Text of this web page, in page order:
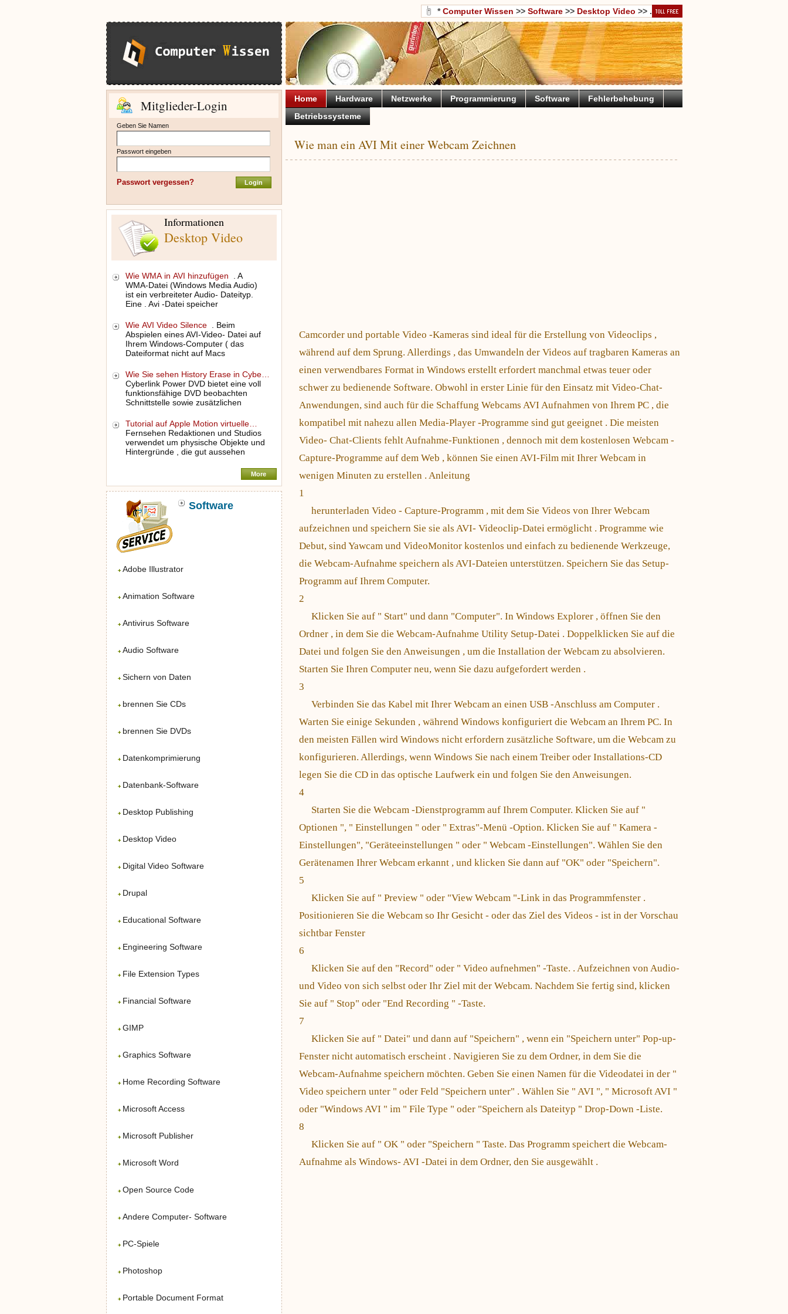
Mitglieder-Login
Geben Sie Namen
Passwort eingeben
Passwort vergessen?
Informationen
Desktop Video
Wie WMA in AVI hinzufügen
. A
WMA-Datei (Windows Media Audio)
ist ein verbreiteter Audio- Dateityp.
Eine . Avi -Datei speicher
Wie AVI Video Silence
. Beim
Abspielen eines AVI-Video- Datei auf
Ihrem Windows-Computer ( das
Dateiformat nicht auf Macs
Wie Sie sehen History Erase in Cybe…
Cyberlink Power DVD bietet eine voll
funktionsfähige DVD beobachten
Schnittstelle sowie zusätzlichen
Tutorial auf Apple Motion virtuelle…
Fernsehen Redaktionen und Studios
verwendet um physische Objekte und
Hintergründe , die gut aussehen
More
Software
Adobe Illustrator
Animation Software
Antivirus Software
Audio Software
Sichern von Daten
brennen Sie CDs
brennen Sie DVDs
Datenkomprimierung
Datenbank-Software
Desktop Publishing
Desktop Video
Digital Video Software
Drupal
Educational Software
Engineering Software
File Extension Types
Financial Software
GIMP
Graphics Software
Home Recording Software
Microsoft Access
Microsoft Publisher
Microsoft Word
Open Source Code
Andere Computer- Software
PC-Spiele
Photoshop
Portable Document Format
*Computer Wissen >> Software>> Desktop Video >> .
Home Hardware Netzwerke Programmierung Software
Fehlerbehebung
Betriebssysteme
Wie man ein AVI Mit einer Webcam Zeichnen
Camcorder und portable Video -Kameras sind ideal für die Erstellung von Videoclips ,
während auf dem Sprung. Allerdings , das Umwandeln der Videos auf tragbaren Kameras an
einen verwendbares Format in Windows erstellt erfordert manchmal etwas teuer oder
schwer zu bedienende Software. Obwohl in erster Linie für den Einsatz mit Video-Chat-
Anwendungen, sind auch für die Schaffung Webcams AVI Aufnahmen von Ihrem PC , die
kompatibel mit nahezu allen Media-Player -Programme sind gut geeignet . Die meisten
Video- Chat-Clients fehlt Aufnahme-Funktionen , dennoch mit dem kostenlosen Webcam -
Capture-Programme auf dem Web , können Sie einen AVI-Film mit Ihrer Webcam in
wenigen Minuten zu erstellen . Anleitung
1
herunterladen Video - Capture-Programm , mit dem Sie Videos von Ihrer Webcam
aufzeichnen und speichern Sie sie als AVI- Videoclip-Datei ermöglicht . Programme wie
Debut, sind Yawcam und VideoMonitor kostenlos und einfach zu bedienende Werkzeuge,
die Webcam-Aufnahme speichern als AVI-Dateien unterstützen. Speichern Sie das Setup-
Programm auf Ihrem Computer.
2
Klicken Sie auf " Start" und dann "Computer". In Windows Explorer , öffnen Sie den
Ordner , in dem Sie die Webcam-Aufnahme Utility Setup-Datei . Doppelklicken Sie auf die
Datei und folgen Sie den Anweisungen , um die Installation der Webcam zu absolvieren.
Starten Sie Ihren Computer neu, wenn Sie dazu aufgefordert werden .
3
Verbinden Sie das Kabel mit Ihrer Webcam an einen USB -Anschluss am Computer .
Warten Sie einige Sekunden , während Windows konfiguriert die Webcam an Ihrem PC. In
den meisten Fällen wird Windows nicht erfordern zusätzliche Software, um die Webcam zu
konfigurieren. Allerdings, wenn Windows Sie nach einem Treiber oder Installations-CD
legen Sie die CD in das optische Laufwerk ein und folgen Sie den Anweisungen.
4
Starten Sie die Webcam -Dienstprogramm auf Ihrem Computer. Klicken Sie auf "
Optionen ", " Einstellungen " oder " Extras"-Menü -Option. Klicken Sie auf " Kamera -
Einstellungen", "Geräteeinstellungen " oder " Webcam -Einstellungen". Wählen Sie den
Gerätenamen Ihrer Webcam erkannt , und klicken Sie dann auf "OK" oder "Speichern".
5
Klicken Sie auf " Preview " oder "View Webcam "-Link in das Programmfenster .
Positionieren Sie die Webcam so Ihr Gesicht - oder das Ziel des Videos - ist in der Vorschau
sichtbar Fenster
6
Klicken Sie auf den "Record" oder " Video aufnehmen" -Taste. . Aufzeichnen von Audio-
und Video von sich selbst oder Ihr Ziel mit der Webcam. Nachdem Sie fertig sind, klicken
Sie auf " Stop" oder "End Recording " -Taste.
7
Klicken Sie auf " Datei" und dann auf "Speichern" , wenn ein "Speichern unter" Pop-up-
Fenster nicht automatisch erscheint . Navigieren Sie zu dem Ordner, in dem Sie die
Webcam-Aufnahme speichern möchten. Geben Sie einen Namen für die Videodatei in der "
Video speichern unter " oder Feld "Speichern unter" . Wählen Sie " AVI ", " Microsoft AVI "
oder "Windows AVI " im " File Type " oder "Speichern als Dateityp " Drop-Down -Liste.
8
Klicken Sie auf " OK " oder "Speichern " Taste. Das Programm speichert die Webcam-
Aufnahme als Windows- AVI -Datei in dem Ordner, den Sie ausgewählt .